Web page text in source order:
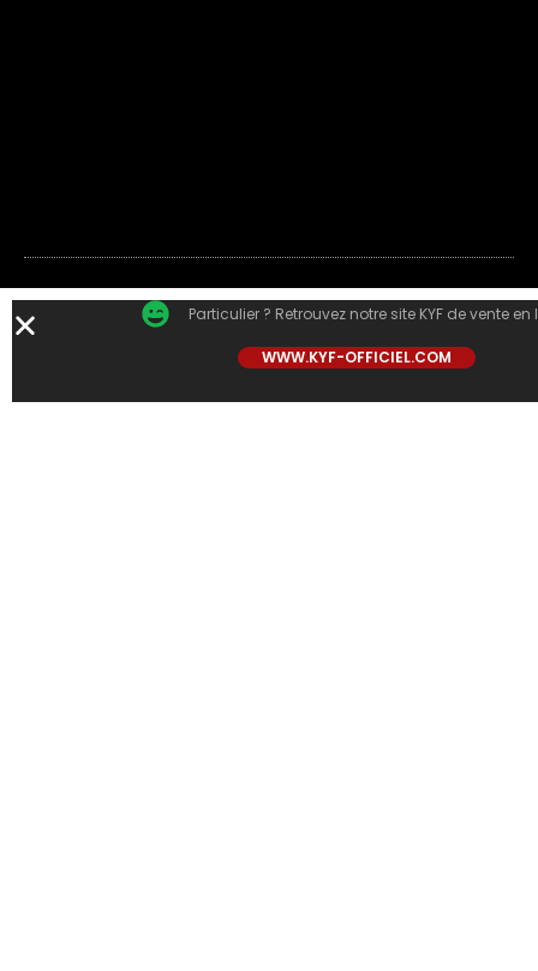
Particulier ? Retrouvez notre site KYF de vente en
WWW.KYF-OFFICIEL.COM